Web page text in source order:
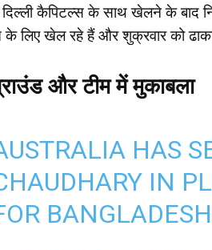
कैपिटल्स के साथ खेलने के बाद
लिए खेल रहे हैं और शुक्रवार को
और टीम में मुकाबला
HAS
IN